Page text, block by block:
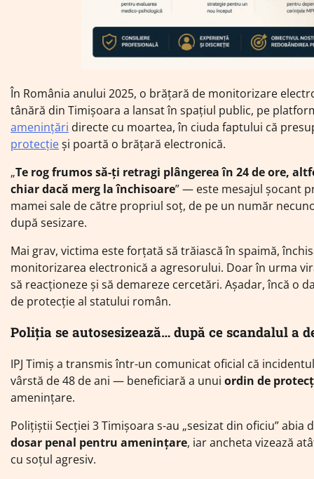
În România anului 2025, o brățară de monitorizare
tânără din Timișoara a lansat în spațiul public, pe
amenințări directe cu moartea, în ciuda faptului că
protecțieși poartă o brățară electronică.
„Te rog frumos să-ți retragi plângerea în 24 de ore,
chiar dacă merg la închisoare” — este mesajul șocant
mamei sale de către propriul soț, de pe un număr
după sesizare.
Mai grav, victima este forțată să trăiască în spaimă,
monitorizarea electronică a agresorului. Doar în urma
să reacționeze și să demareze cercetări. Așadar, încă o
de protecție al statului român.
Poliția se autosesizează… după ce scandalul a
IPJ Timiș a transmis într-un comunicat oficial că
vârstă de 48 de ani — beneficiară a unui ordin de
amenințare.
Polițiștii Secției 3 Timișoara s-au „sesizat din oficiu”
dosar penal pentru amenințare, iar ancheta vizează
cu soțul agresiv.